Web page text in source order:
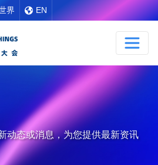
界 EN
动态或消息，为您提供最新资讯